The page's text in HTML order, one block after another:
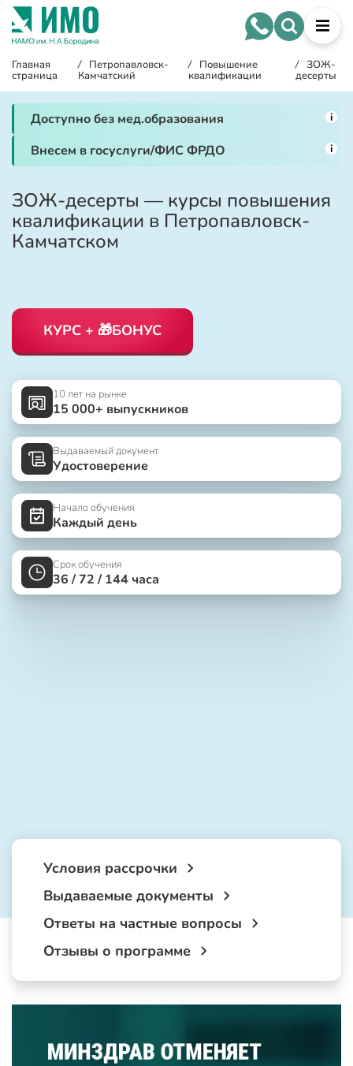
Главная
страница
/ Петропавловск-
Камчатский
/ Повышение
квалификации
/ ЗОЖ-
десерты
Доступно без мед.образования i
Внесем в госуслуги/ФИС ФРДО i
ЗОЖ-десерты — курсы повышения
квалификации в Петропавловск-
Камчатском
КУРС + 🎁БОНУС
10 лет на рынке
15 000+ выпускников
Выдаваемый документ
Удостоверение
Начало обучения
Каждый день
Срок обучения
36 / 72 / 144 часа
Условия рассрочки
Выдаваемые документы
Ответы на частные вопросы
Отзывы о программе